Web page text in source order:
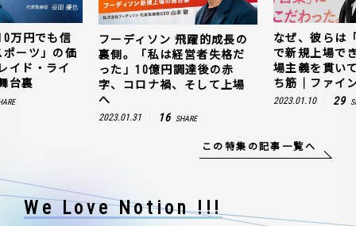
万円でも信
ーツ」の価
イド・ライ
台裏
フーディソン 飛躍的成長の
裏側。「私は経営者失格だ
った」10億円調達後の赤
字、コロナ禍、そして上場
へ
2023.01.31 16 SHARE
なぜ、彼らは
で新規上場で
場主義を貫い
ち筋｜ファイ
2023.01.10 29
この特集の記事一覧へ
We Love Notion !!!